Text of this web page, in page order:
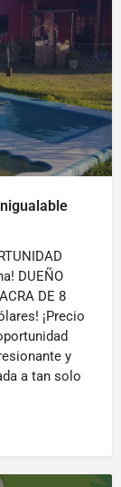
DUEÑO
DE 8
¡Precio
y
a tan solo